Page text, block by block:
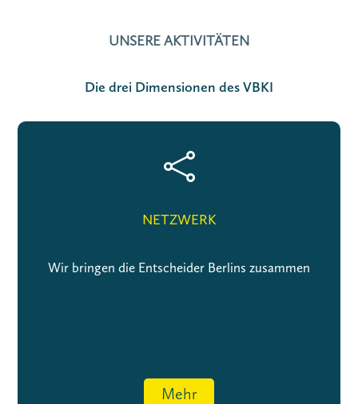
UNSERE AKTIVITÄTEN
Die drei Dimensionen des VBKI

NETZWERK
Wir bringen die Entscheider Berlins zusammen
Mehr